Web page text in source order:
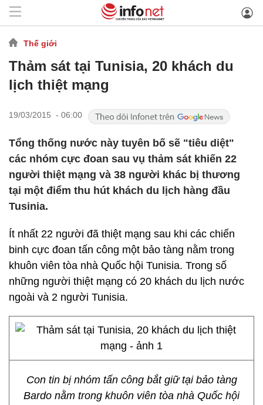
Thế giới
Thảm sát tại Tunisia, 20 khách du
lịch thiệt mạng
19/03/2015 - 06:00
Tổng thống nước này tuyên bố sẽ "tiêu diệt"
các nhóm cực đoan sau vụ thảm sát khiến 22
người thiệt mạng và 38 người khác bị thương
tại một điểm thu hút khách du lịch hàng đầu
Tusinia.
Ít nhất 22 người đã thiệt mạng sau khi các chiến
binh cực đoan tấn công một bảo tàng nằm trong
khuôn viên tòa nhà Quốc hội Tunisia. Trong số
những người thiệt mạng có 20 khách du lịch nước
ngoài và 2 người Tunisia.
Con tin bị nhóm tấn công bắt giữ tại bảo tàng
Bardo nằm trong khuôn viên tòa nhà Quốc hội